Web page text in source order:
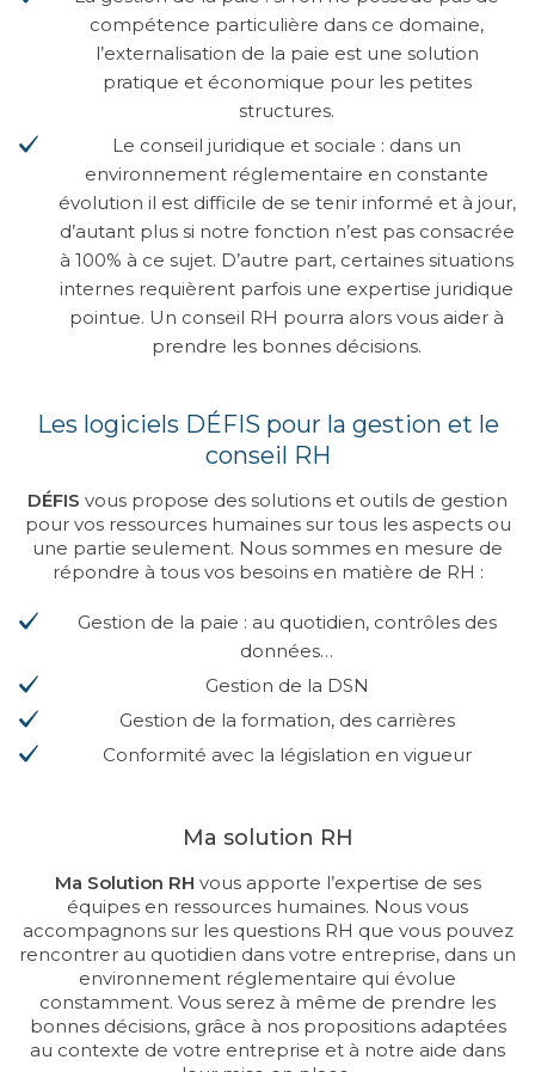
compétence particulière dans ce domaine,
l’externalisation de la paie est une solution
pratique et économique pour les petites
structures.
Le conseil juridique et sociale : dans un
environnement réglementaire en constante
évolution il est difficile de se tenir informé et à jour,
d’autant plus si notre fonction n’est pas consacrée
à 100% à ce sujet. D’autre part, certaines situations
internes requièrent parfois une expertise juridique
pointue. Un conseil RH pourra alors vous aider à
prendre les bonnes décisions.
Les logiciels DÉFIS pour la gestion et le
conseil RH
DÉFIS vous propose des solutions et outils de gestion
pour vos ressources humaines sur tous les aspects ou
une partie seulement. Nous sommes en mesure de
répondre à tous vos besoins en matière de RH :
Gestion de la paie : au quotidien, contrôles des
données…
Gestion de la DSN
Gestion de la formation, des carrières
Conformité avec la législation en vigueur
Ma solution RH
Ma Solution RH vous apporte l’expertise de ses
équipes en ressources humaines. Nous vous
accompagnons sur les questions RH que vous pouvez
rencontrer au quotidien dans votre entreprise, dans un
environnement réglementaire qui évolue
constamment. Vous serez à même de prendre les
bonnes décisions, grâce à nos propositions adaptées
au contexte de votre entreprise et à notre aide dans